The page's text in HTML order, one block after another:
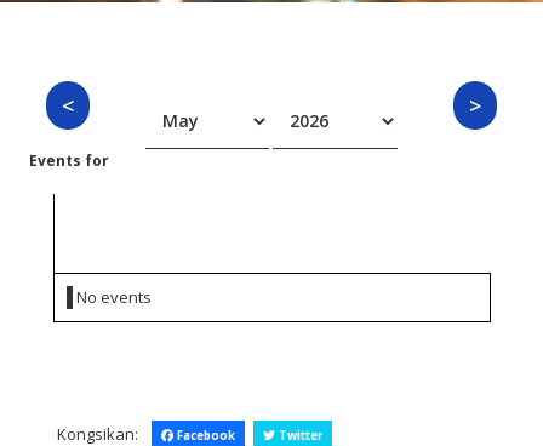
Events for
No events
Kongsikan: Facebook Twitter